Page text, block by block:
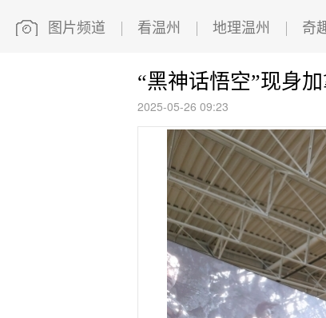
图片频道 看温州 地理温州 奇
“黑神话悟空”现身
2025-05-26 09:23